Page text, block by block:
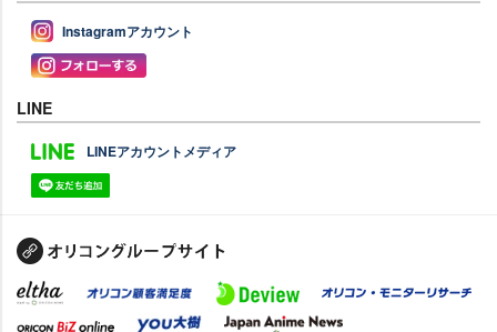
Instagramアカウント
LINE
LINEアカウントメディア